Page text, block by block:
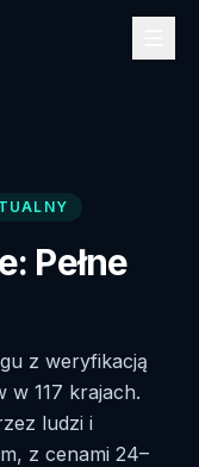
Pełne
z weryfikacją
w 117 krajach.
ludzi i
z cenami 24–